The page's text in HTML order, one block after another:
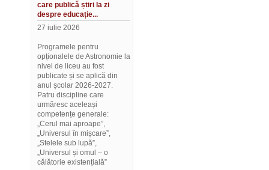
care publică știri la zi
despre educație...
27 iulie 2026
Programele pentru
opționalele de Astronomie la
nivel de liceu au fost
publicate și se aplică din
anul școlar 2026-2027.
Patru discipline care
urmăresc aceleași
competențe generale:
„Cerul mai aproape”,
„Universul în mișcare”,
„Stelele sub lupă”,
„Universul și omul – o
călătorie existențială”